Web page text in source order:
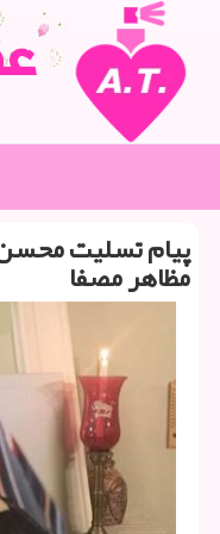
پیام تسلیت
مظاهر مصفا